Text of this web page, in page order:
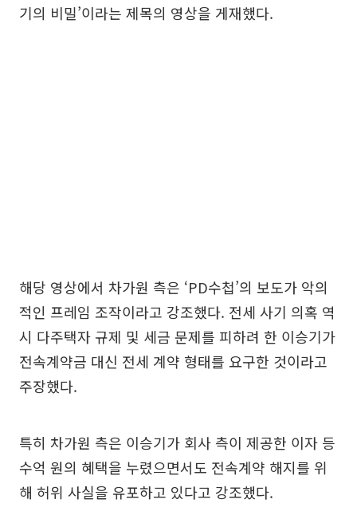
기의 비밀’이라는 제목의 영상을 게재했다.
해당 영상에서 차가원 측은 ‘PD수첩’의 보도가 악의
적인 프레임 조작이라고 강조했다. 전세 사기 의혹 역
시 다주택자 규제 및 세금 문제를 피하려 한 이승기가
전속계약금 대신 전세 계약 형태를 요구한 것이라고
주장했다.
특히 차가원 측은 이승기가 회사 측이 제공한 이자 등
수억 원의 혜택을 누렸으면서도 전속계약 해지를 위
해 허위 사실을 유포하고 있다고 강조했다.